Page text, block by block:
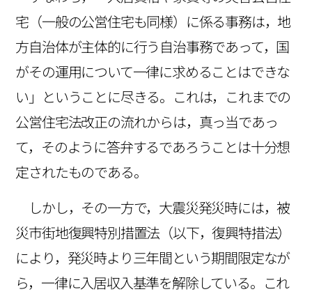
宅（一般の公営住宅も同様）に係る事務は，地
方自治体が主体的に行う自治事務であって，国
がその運用について一律に求めることはできな
い」ということに尽きる。これは，これまでの
公営住宅法改正の流れからは，真っ当であっ
て，そのように答弁するであろうことは十分想
定されたものである。
しかし，その一方で，大震災発災時には，被
災市街地復興特別措置法（以下，復興特措法）
により，発災時より三年間という期間限定なが
ら，一律に入居収入基準を解除している。これ